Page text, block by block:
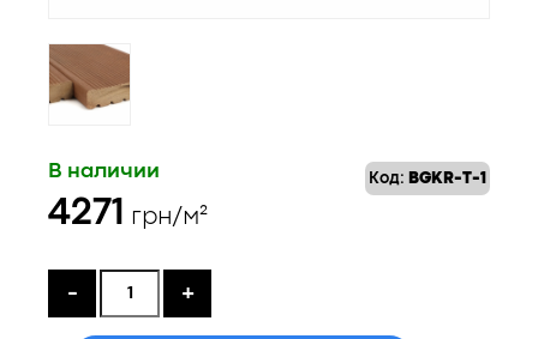
Код: BGKR-T-1
В наличии
4271 грн/м²
- +